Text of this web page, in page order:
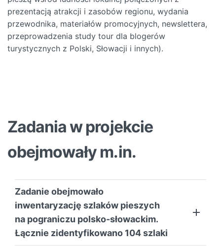
prezentacją atrakcji i zasobów regionu, wydania
przewodnika, materiałów promocyjnych, newslettera,
przeprowadzenia study tour dla blogerów
turystycznych z Polski, Słowacji i innych).
Zadania w projekcie
obejmowały m.in.
Zadanie obejmowało
inwentaryzację szlaków pieszych
na pograniczu polsko-słowackim.
Łącznie zidentyfikowano 104 szlaki